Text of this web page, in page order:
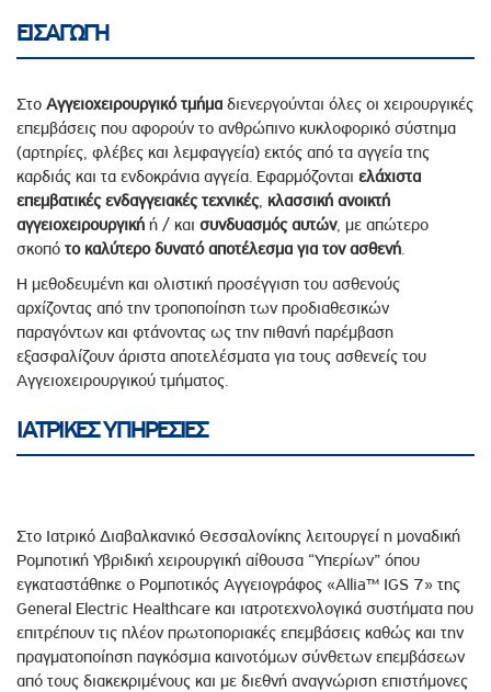
ΕΙΣΑΓΩΓΗ
Στο Αγγειοχειρουργικό τμήμα διενεργούνται όλες οι χειρουργικές
επεμβάσεις που αφορούν το ανθρώπινο κυκλοφορικό σύστημα
(αρτηρίες, φλέβες και λεμφαγγεία) εκτός από τα αγγεία της
καρδιάς και τα ενδοκράνια αγγεία. Εφαρμόζονται ελάχιστα
επεμβατικές ενδαγγειακές τεχνικές, κλασσική ανοικτή
αγγειοχειρουργική ή / και συνδυασμόςαυτών, με απώτερο
σκοπό το καλύτερο δυνατό αποτέλεσμα για τον ασθενή.
Η μεθοδευμένη και ολιστική προσέγγιση του ασθενούς
αρχίζοντας από την τροποποίηση των προδιαθεσικών
παραγόντων και φτάνοντας ως την πιθανή παρέμβαση
εξασφαλίζουν άριστα αποτελέσματα για τους ασθενείς του
Αγγειοχειρουργικού τμήματος.
ΙΑΤΡΙΚΕΣ ΥΠΗΡΕΣΙΕΣ
Στο Ιατρικό Διαβαλκανικό Θεσσαλονίκης λειτουργεί η μοναδική
Ρομποτική Υβριδική χειρουργική αίθουσα “Υπερίων” όπου
εγκαταστάθηκε ο Ρομποτικός Αγγειογράφος «Allia™ IGS 7» της
General Electric Healthcare και ιατροτεχνολογικά συστήματα που
επιτρέπουν τις πλέον πρωτοποριακές επεμβάσεις καθώς και την
πραγματοποίηση παγκόσμια καινοτόμων σύνθετων επεμβάσεων
από τους διακεκριμένους και με διεθνή αναγνώριση επιστήμονες